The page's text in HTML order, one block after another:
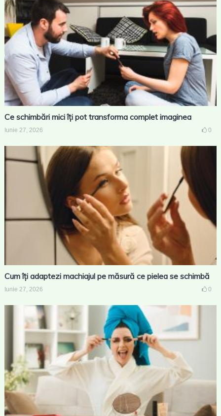
Ce schimbări mici îți pot transforma complet imaginea
Iunie 27, 2026 0
Cum îți adaptezi machiajul pe măsură ce pielea se schimbă
Iunie 27, 2026 0